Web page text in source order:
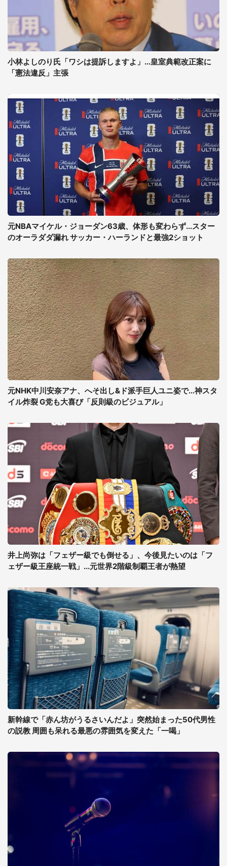
小林よしのり氏「ワシは提訴しますよ」...皇室典範改正案に
「憲法違反」主張
元NBAマイケル・ジョーダン63歳、体形も変わらず...スター
のオーラダダ漏れ サッカー・ハーランドと最強2ショット
元NHK中川安奈アナ、へそ出し&ド派手巨人ユニ姿で...神スタ
イル炸裂 G党も大喜び「反則級のビジュアル」
井上尚弥は「フェザー級でも倒せる」、今後見たいのは「フ
ェザー級王座統一戦」...元世界2階級制覇王者が熱望
新幹線で「赤ん坊がうるさいんだよ」突然始まった50代男性
の説教 周囲も呆れる最悪の雰囲気を変えた「一喝」